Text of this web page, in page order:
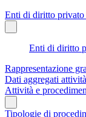
Enti di diritto privato
Enti di diritto
Rappresentazione
Dati aggregati
Attività e
Tipologie di